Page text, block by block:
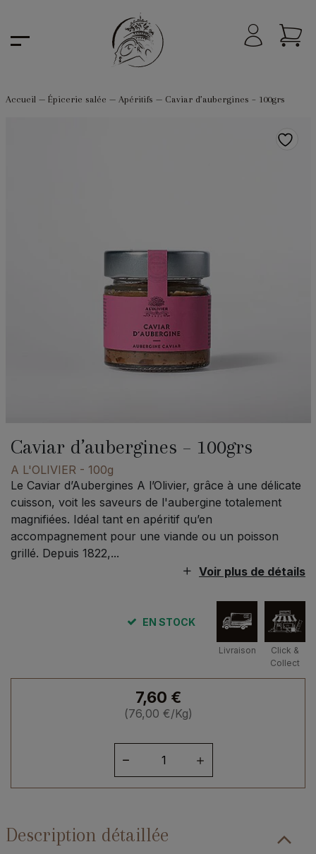
Accueil— Épicerie salée — Apéritifs — Caviar d’aubergines – 100grs
Caviar d’aubergines – 100grs
A L'OLIVIER - 100g
Le Caviar d’Aubergines A l’Olivier, grâce à une délicate
cuisson, voit les saveurs de l'aubergine totalement
magnifiées. Idéal tant en apéritif qu’en
accompagnement pour une viande ou un poisson
grillé. Depuis 1822,...
Voir plus de détails
EN STOCK
Livraison
Click &
Collect
7,60 €
(76,00 €/Kg)
Caviar
100grs
Description détaillée